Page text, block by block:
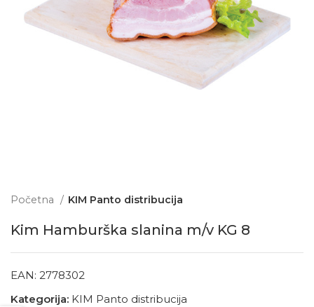
Početna KIM Panto distribucija
Kim Hamburška slanina m/v KG 8
EAN: 2778302
Kategorija: KIM Panto distribucija